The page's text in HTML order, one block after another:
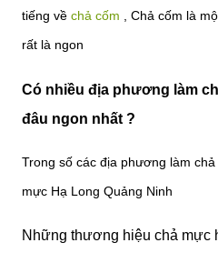
tiếng về chả cốm , Chả cốm là
rất là ngon
Có nhiều địa phương làm
đâu ngon nhất ?
Trong số các địa phương làm
mực Hạ Long Quảng Ninh
Những thương hiệu chả mực